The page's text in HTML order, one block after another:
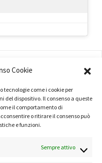
Cookie
tecnologie come i cookie per
del dispositivo. Il consenso a queste
il comportamento di
o ritirare il consenso può
e funzioni.
Sempre attivo